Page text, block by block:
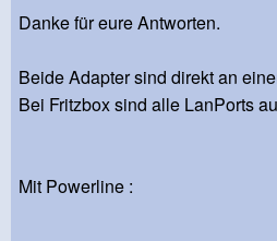
Danke für eure Antworten.
Beide Adapter sind direkt an
Bei Fritzbox sind alle LanPorts
Mit Powerline :